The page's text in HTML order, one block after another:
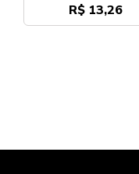
R$ 13,26